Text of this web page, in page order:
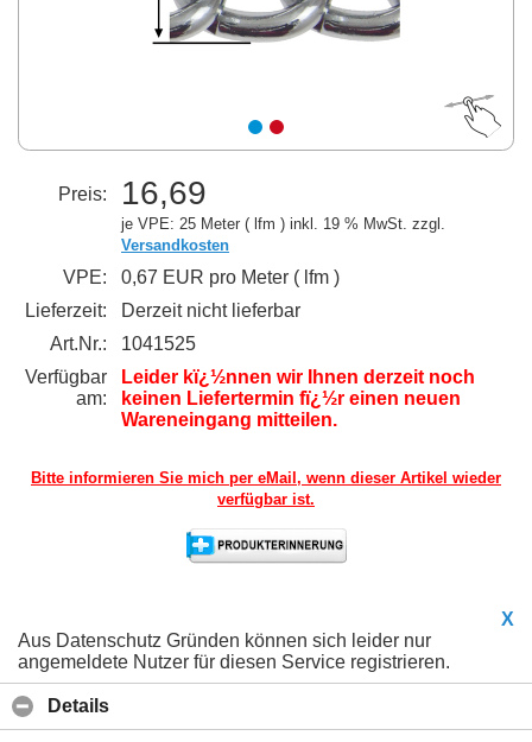
Preis: 16,69
je VPE: 25 Meter ( lfm ) inkl. 19 % MwSt. zzgl.
Versandkosten
VPE:
0,67 EUR pro Meter ( lfm )
Lieferzeit:
Derzeit nicht lieferbar
Art.Nr.:
1041525
Verfügbar
am:
Leider kï¿½nnen wir Ihnen derzeit noch
keinen Liefertermin fï¿½r einen neuen
Wareneingang mitteilen.
Bitte informieren Sie mich per eMail, wenn dieser Artikel wieder
verfügbar ist.
X
Aus Datenschutz Gründen können sich leider nur
angemeldete Nutzer für diesen Service registrieren.
Details